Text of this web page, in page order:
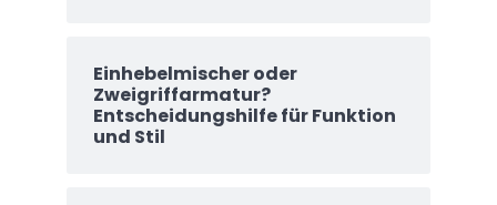
Einhebelmischer oder
Zweigriffarmatur?
Entscheidungshilfe für Funktion
und Stil